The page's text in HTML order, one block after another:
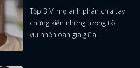
Tập 3 Vì mẹ anh phán chia tay
chứng kiến những tương tác
vui nhộn oan gia giữa ...